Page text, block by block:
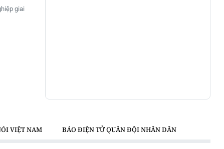
giai
VIỆT NAM BÁO ĐIỆN TỬ QUÂN ĐỘI NHÂN DÂN